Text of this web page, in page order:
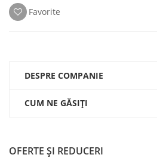
Favorite
DESPRE COMPANIE
CUM NE GĂSIŢI
OFERTE ŞI REDUCERI